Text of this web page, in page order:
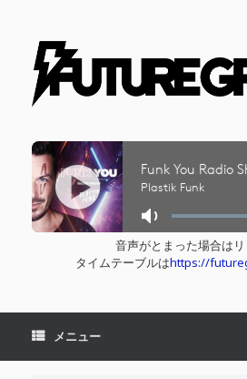
音声がとまった場合は
タイムテーブルはhttps://
メニュー